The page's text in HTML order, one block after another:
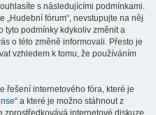
s následujícími podmínkami.
fórum“, nevstupujte na něj
tyto podmínky kdykoliv změnit a
o této změně informovali. Přesto je
vzhledem k tomu, že používáním
řešení internetového fóra, které je
“ a které je možno stáhnout z
zprostředkovává internetové diskuze.